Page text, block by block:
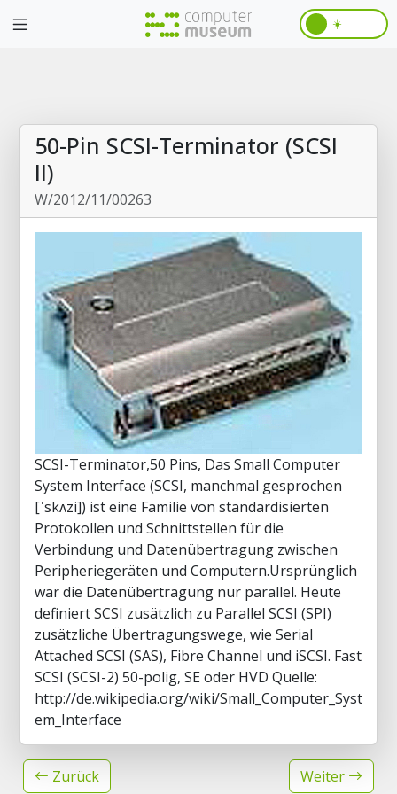
☀️
50-Pin SCSI-Terminator (SCSI
II)
W/2012/11/00263
SCSI-Terminator,50 Pins, Das Small Computer
System Interface (SCSI, manchmal gesprochen
[ˈskʌzi]) ist eine Familie von standardisierten
Protokollen und Schnittstellen für die
Verbindung und Datenübertragung zwischen
Peripheriegeräten und Computern.Ursprünglich
war die Datenübertragung nur parallel. Heute
definiert SCSI zusätzlich zu Parallel SCSI (SPI)
zusätzliche Übertragungswege, wie Serial
Attached SCSI (SAS), Fibre Channel und iSCSI. Fast
SCSI (SCSI-2) 50-polig, SE oder HVD Quelle:
http://de.wikipedia.org/wiki/Small_Computer_Syst
em_Interface
Zurück Weiter